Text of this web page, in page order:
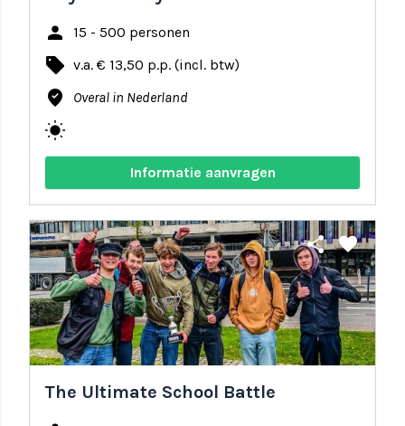
person 15 - 500 personen
local_offer v.a. € 13,50 p.p. (incl. btw)
where_to_vote Overal in Nederland
wb_sunny
Informatie aanvragen
share favorite
The Ultimate School Battle